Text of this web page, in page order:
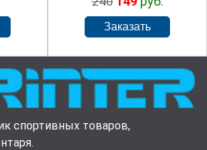
спортивных товаров,